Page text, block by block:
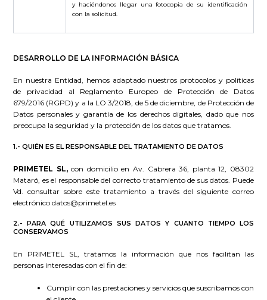
y haciéndonos llegar una fotocopia de su identificación
con la solicitud.
DESARROLLO DE LA INFORMACIÓN BÁSICA
En nuestra Entidad, hemos adaptado nuestros protocolos y políticas
de privacidad al Reglamento Europeo de Protección de Datos
679/2016 (RGPD) y a la LO 3/2018, de 5 de diciembre, de Protección de
Datos personales y garantía de los derechos digitales, dado que nos
preocupa la seguridad y la protección de los datos que tratamos.
1.- QUIÉN ES EL RESPONSABLE DEL TRATAMIENTO DE DATOS
PRIMETEL SL,con domicilio en Av. Cabrera 36, planta 12, 08302
Mataró, es el responsable del correcto tratamiento de sus datos. Puede
Vd. consultar sobre este tratamiento a través del siguiente correo
electrónico datos@primetel.es
2.- PARA QUÉ UTILIZAMOS SUS DATOS Y CUANTO TIEMPO LOS
CONSERVAMOS
En PRIMETEL SL, tratamos la información que nos facilitan las
personas interesadas con el fin de:
Cumplir con las prestaciones y servicios que suscribamos con